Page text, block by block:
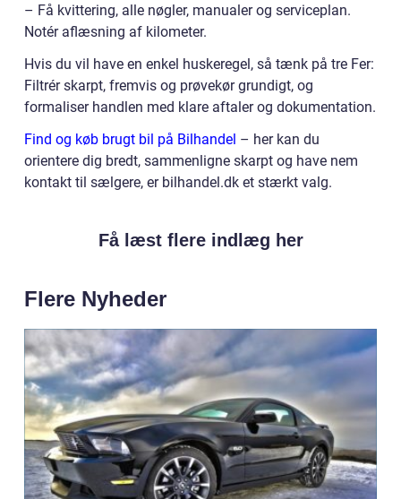
– Få kvittering, alle nøgler, manualer og serviceplan.
Notér aflæsning af kilometer.
Hvis du vil have en enkel huskeregel, så tænk på tre Fer:
Filtrér skarpt, fremvis og prøvekør grundigt, og
formaliser handlen med klare aftaler og dokumentation.
Find og køb brugt bil på Bilhandel – her kan du
orientere dig bredt, sammenligne skarpt og have nem
kontakt til sælgere, er bilhandel.dk et stærkt valg.
Få læst flere indlæg her
Flere Nyheder